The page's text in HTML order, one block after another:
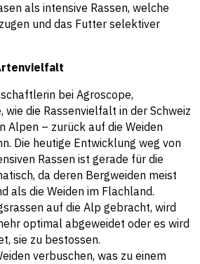
als intensive Rassen, welche
und das Futter selektiver
bei Agroscope,
wie die Rassenvielfalt in der Schweiz
Alpen – zurück auf die Weiden
Die heutige Entwicklung weg von
Rassen ist gerade für die
da deren Bergweiden meist
als die Weiden im Flachland.
auf die Alp gebracht, wird
optimal abgeweidet oder es wird
sie zu bestossen.
verbuschen, was zu einem